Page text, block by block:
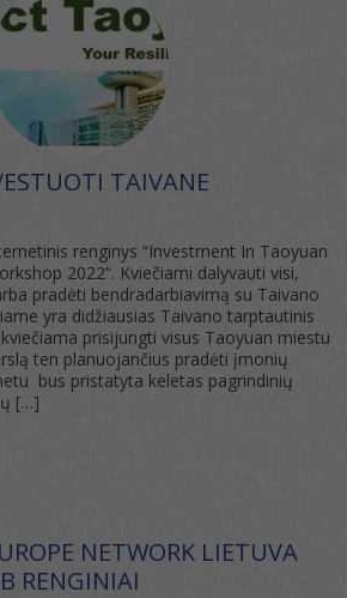
TAIVANE
renginys “Investment In Taoyuan
2022“. Kviečiami dalyvauti visi,
pradėti bendradarbiavimą su Taivano
yra didžiausias Taivano tarptautinis
prisijungti visus Taoyuan miestu
ten planuojančius pradėti įmonių
bus pristatyta keletas pagrindinių
[…]
NETWORK LIETUVA
RENGINIAI